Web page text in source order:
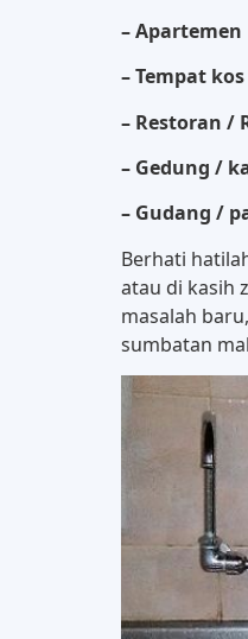
– Apartemen
– Tempat
– Restoran /
– Gedung /
– Gudang /
Berhati
atau di kasih
masalah
sumbatan